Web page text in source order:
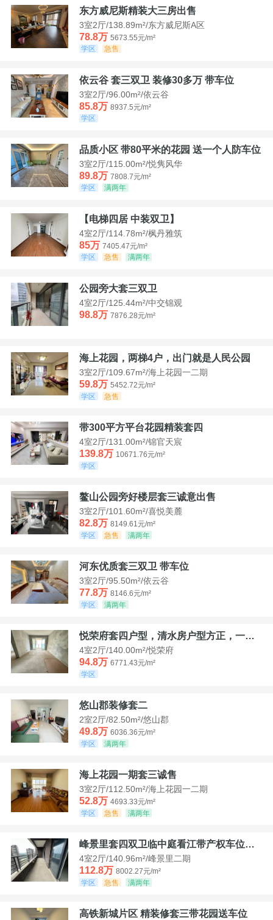
东方威尼斯精装大三房出售
3室2厅/138.89m²/东方威尼斯A区
78.8万 5673.55元/m²
学区
急售
依云谷 套三双卫 装修30多万 带车位
3室2厅/96.00m²/依云谷
85.8万 8937.5元/m²
学区
品质小区 带80平米的花园 送一个人防车位
3室2厅/115.00m²/悦隽风华
89.8万 7808.7元/m²
学区
满两年
【电梯四居 中装双卫】
4室2厅/114.78m²/枫丹雅筑
85万 7405.47元/m²
学区
急售 满两年
公园旁大套三双卫
4室2厅/125.44m²/中交锦观
98.8万 7876.28元/m²
海上花园，两梯4户，出门就是人民公园
3室2厅/109.67m²/海上花园一二期
59.8万 5452.72元/m²
学区
急售
带300平方平台花园精装套四
4室2厅/131.00m²/锦官天宸
139.8万 10671.76元/m²
学区
鳌山公园旁好楼层套三诚意出售
3室2厅/101.60m²/喜悦美麓
82.8万 8149.61元/m²
学区
急售 满两年
河东优质套三双卫 带车位
3室2厅/95.50m²/依云谷
77.8万 8146.6元/m²
学区
满两年
悦荣府套四户型，清水房户型方正，一口价94，8
4室2厅/140.00m²/悦荣府
94.8万 6771.43元/m²
学区
悠山郡装修套二
2室2厅/82.50m²/悠山郡
49.8万 6036.36元/m²
学区
满两年
海上花园一期套三诚售
3室2厅/112.50m²/海上花园一二期
52.8万 4693.33元/m²
学区
急售 满两年
峰景里套四双卫临中庭看江带产权车位诚售
4室2厅/140.96m²/峰景里二期
112.8万 8002.27元/m²
学区
急售 满两年
高铁新城片区 精装修套三带花园送车位